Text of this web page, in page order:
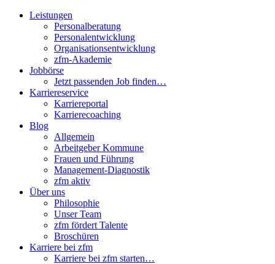
Leistungen
Personalberatung
Personalentwicklung
Organisationsentwicklung
zfm-Akademie
Jobbörse
Jetzt passenden Job finden…
Karriereservice
Karriereportal
Karrierecoaching
Blog
Allgemein
Arbeitgeber Kommune
Frauen und Führung
Management-Diagnostik
zfm aktiv
Über uns
Philosophie
Unser Team
zfm fördert Talente
Broschüren
Karriere bei zfm
Karriere bei zfm starten…